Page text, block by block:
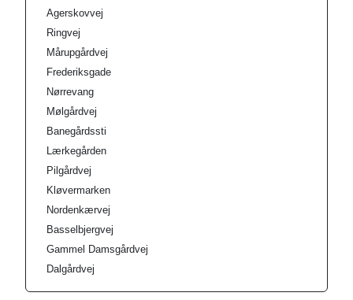
Agerskovvej
Ringvej
Mårupgårdvej
Frederiksgade
Nørrevang
Mølgårdvej
Banegårdssti
Lærkegården
Pilgårdvej
Kløvermarken
Nordenkærvej
Basselbjergvej
Gammel Damsgårdvej
Dalgårdvej